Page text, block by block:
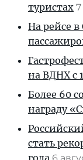
туристах 7
На рейсе
на ВДНХ с
Более 60
награду
стать
года